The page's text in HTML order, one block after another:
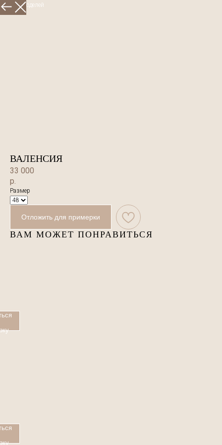
Больше моделей
ВАЛЕНСИЯ
33 000
р.
Размер
Отложить для примерки
ВАМ МОЖЕТ ПОНРАВИТЬСЯ